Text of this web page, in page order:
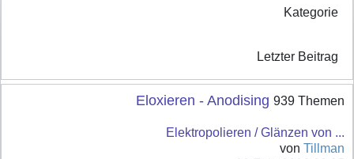
Kategorie
Letzter Beitrag
Eloxieren - Anodising 939 Themen
Elektropolieren / Glänzen von ...
von Tillman